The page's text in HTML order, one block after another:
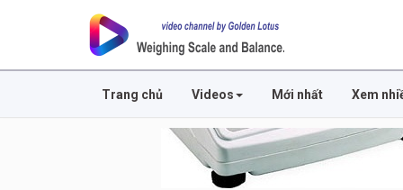
Trang chủ Videos Mới nhất Xem